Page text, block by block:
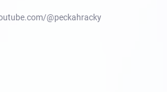
@peckahracky